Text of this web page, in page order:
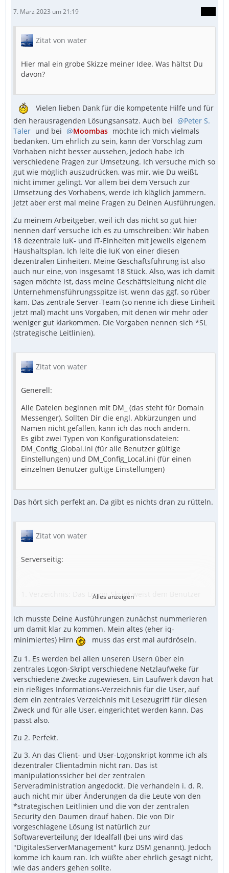
7. März 2023 um 21:19
Zitat von water
Hier mal ein grobe Skizze meiner Idee. Was hältst Du
davon?
Vielen lieben Dank für die kompetente Hilfe und für
den herausragenden Lösungsansatz. Auch bei
Peter S.
Taler und bei Moombas möchte ich mich vielmals
bedanken. Um ehrlich zu sein, kann der Vorschlag zum
Vorhaben nicht besser aussehen, jedoch habe ich
verschiedene Fragen zur Umsetzung. Ich versuche mich so
gut wie möglich auszudrücken, was mir, wie Du weißt,
nicht immer gelingt. Vor allem bei dem Versuch zur
Umsetzung des Vorhabens, werde ich kläglich jammern.
Jetzt aber erst mal meine Fragen zu Deinen Ausführungen.
Zu meinem Arbeitgeber, weil ich das nicht so gut hier
nennen darf versuche ich es zu umschreiben: Wir haben
18 dezentrale IuK- und IT-Einheiten mit jeweils eigenem
Haushaltsplan. Ich leite die IuK von einer diesen
dezentralen Einheiten. Meine Geschäftsführung ist also
auch nur eine, von insgesamt 18 Stück. Also, was ich damit
sagen möchte ist, dass meine Geschäftsleitung nicht die
Unternehmensführungsspitze ist, wenn das ggf. so rüber
kam. Das zentrale Server-Team (so nenne ich diese Einheit
jetzt mal) macht uns Vorgaben, mit denen wir mehr oder
weniger gut klarkommen. Die Vorgaben nennen sich *SL
(strategische Leitlinien).
Zitat von water
Generell:
Alle Dateien beginnen mit DM_ (das steht für Domain
Messenger). Sollten Dir die engl. Abkürzungen und
Namen nicht gefallen, kann ich das noch ändern.
Es gibt zwei Typen von Konfigurationsdateien:
DM_Config_Global.ini (für alle Benutzer gültige
Einstellungen) und DM_Config_Local.ini (für einen
einzelnen Benutzer gültige Einstellungen)
Das hört sich perfekt an. Da gibt es nichts dran zu rütteln.
Zitat von water
Serverseitig:
1. Verzeichnis: Das Logon-Skript weist dem Benutzer
bestimmte Server-Laufwerke zu (das ist unabhängig
vom DM). Auf einem dieser Laufwerke wird ein
Verzeichnis angelegt in dem alle Dateien für DM
abgelegt werden. Dieses Verzeichnis hat der Client im
Lesezugriff.
2. Hier werden alle Dateien abgelegt: exe, ini, txt.
3. DM_Startup.exe: Das Logon-Skript kopiert/
überschreibt die Datei DM_Startup.exe in ein lokales
Verzeichnis jedes PCs der sich an der Domäne
anmeldet. Dann wird vom Logon-Skript die lokale
DM_Startup.exe gestartet.
4. Damit gibt es auf dem Server nach dem Client-Login
keine langlaufenden Programme.
Einstellungen gespeichert. Z.B.
Lokales Verzeichnis in das DM installiert werden soll
Zeiten für die Prüfung nach Meldungen mit Priorität
normal und high
Filter um PCs von DM auszuschließen oder zu
inkludieren
etc.
Alles anzeigen
Ich musste Deine Ausführungen zunächst nummerieren
um damit klar zu kommen. Mein altes (eher iq-
minimiertes) Hirn
muss das erst mal aufdröseln.
Zu 1. Es werden bei allen unseren Usern über ein
zentrales Logon-Skript verschiedene Netzlaufweke für
verschiedene Zwecke zugewiesen. Ein Laufwerk davon hat
ein rießiges Informations-Verzeichnis für die User, auf
dem ein zentrales Verzeichnis mit Lesezugriff für diesen
Zweck und für alle User, eingerichtet werden kann. Das
passt also.
Zu 2. Perfekt.
Zu 3. An das Client- und User-Logonskript komme ich als
dezentraler Clientadmin nicht ran. Das ist
manipulationssicher bei der zentralen
Serveradministration angedockt. Die verhandeln i. d. R.
auch nicht mir über Änderungen da die Leute von den
*strategischen Leitlinien und die von der zentralen
Security den Daumen drauf haben. Die von Dir
vorgeschlagene Lösung ist natürlich zur
Softwareverteilung der Idealfall (bei uns wird das
"DigitalesServerManagement" kurz DSM genannt). Jedoch
komme ich kaum ran. Ich wüßte aber ehrlich gesagt nicht,
wie das anders gehen sollte.